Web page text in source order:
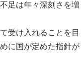
足は年々深刻さを増
受け入れることを目
に国が定めた指針が